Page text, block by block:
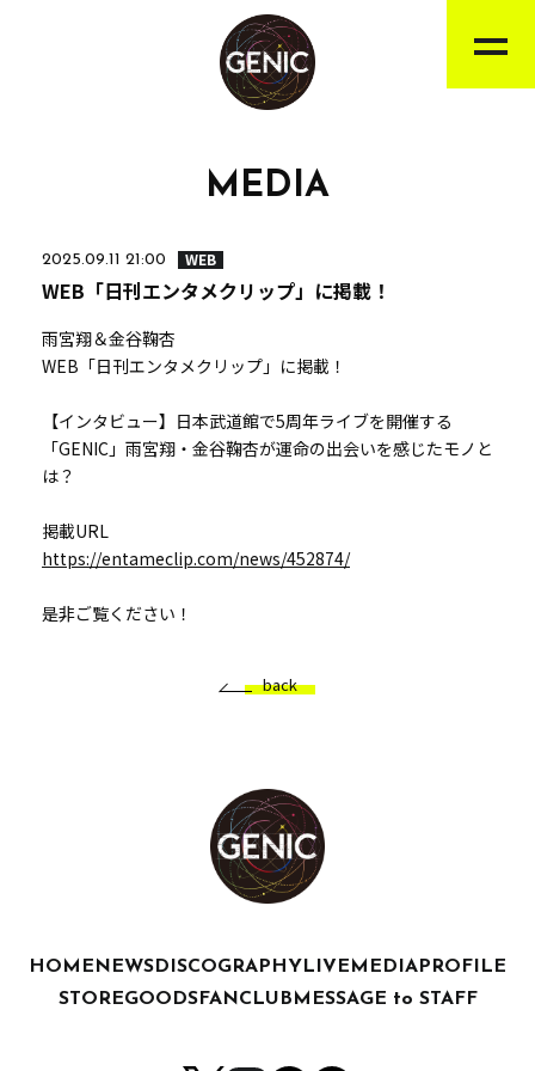
MEDIA
2025.09.11 21:00 WEB
WEB「日刊エンタメクリップ」に掲載！
雨宮翔＆金谷鞠杏
WEB「日刊エンタメクリップ」に掲載！
【インタビュー】日本武道館で5周年ライブを開催する
「GENIC」雨宮翔・金谷鞠杏が運命の出会いを感じたモノと
は？
掲載URL
https://entameclip.com/news/452874/
是非ご覧ください！
back
HOME NEWS DISCOGRAPHY LIVE MEDIA PROFILE
STOREGOODSFANCLUB MESSAGE to STAFF